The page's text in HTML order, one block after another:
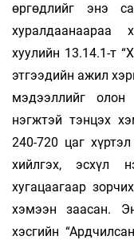
өргөдлийг энэ
хуралдаанаараа
хуулийн 13.14.1-т
этгээдийн ажил
мэдээллийг
нэгжтэй тэнцэх
240-720 цаг
хийлгэх, эсхүл
хугацаагаар
хэмээн заасан.
хэсгийн